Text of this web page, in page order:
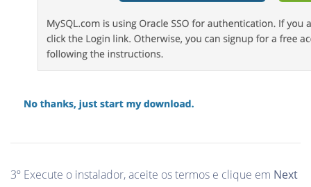
3º Execute o instalador, aceite os termos e clique em Next